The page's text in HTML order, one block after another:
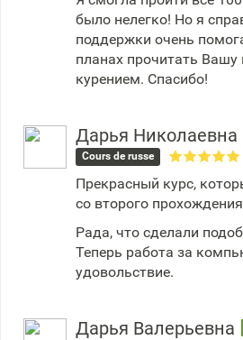
было нелегко! Но я
поддержки очень
планах прочитать Вашу
курением. Спасибо!
Дарья Николаевна
Cours de russe
Прекрасный курс,
со второго
Рада, что сделали
Теперь работа за
удовольствие.
Дарья Валерьевна